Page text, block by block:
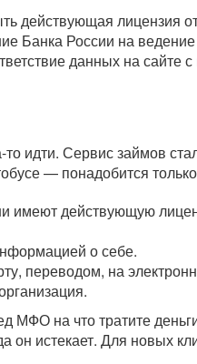
действующая
Банка России на
данных на сайте
тоидти. Сервис займов
— понадобится только
имеют действующую
о себе.
переводом, на
МФО на что тратите
он истекает. Для новых